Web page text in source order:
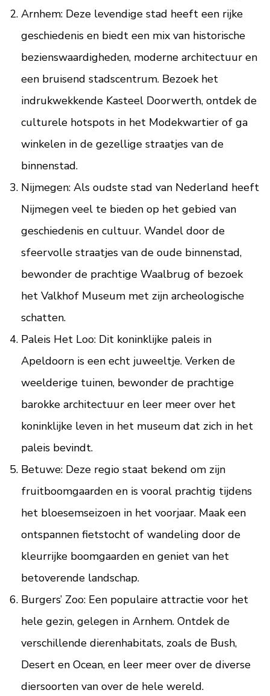
Arnhem: Deze levendige stad heeft een rijke
geschiedenis en biedt een mix van historische
bezienswaardigheden, moderne architectuur en
een bruisend stadscentrum. Bezoek het
indrukwekkende Kasteel Doorwerth, ontdek de
culturele hotspots in het Modekwartier of ga
winkelen in de gezellige straatjes van de
binnenstad.
Nijmegen: Als oudste stad van Nederland heeft
Nijmegen veel te bieden op het gebied van
geschiedenis en cultuur. Wandel door de
sfeervolle straatjes van de oude binnenstad,
bewonder de prachtige Waalbrug of bezoek
het Valkhof Museum met zijn archeologische
schatten.
Paleis Het Loo: Dit koninklijke paleis in
Apeldoorn is een echt juweeltje. Verken de
weelderige tuinen, bewonder de prachtige
barokke architectuur en leer meer over het
koninklijke leven in het museum dat zich in het
paleis bevindt.
Betuwe: Deze regio staat bekend om zijn
fruitboomgaarden en is vooral prachtig tijdens
het bloesemseizoen in het voorjaar. Maak een
ontspannen fietstocht of wandeling door de
kleurrijke boomgaarden en geniet van het
betoverende landschap.
Burgers’ Zoo: Een populaire attractie voor het
hele gezin, gelegen in Arnhem. Ontdek de
verschillende dierenhabitats, zoals de Bush,
Desert en Ocean, en leer meer over de diverse
diersoorten van over de hele wereld.